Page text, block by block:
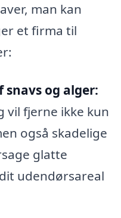
man kan
et firma til
og alger:
vil fjerne ikke kun
også skadelige
glatte
udendørsareal